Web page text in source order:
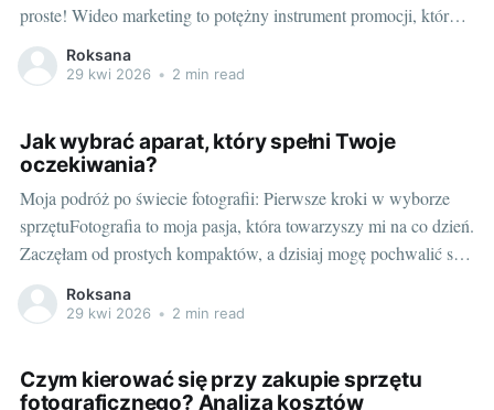
proste! Wideo marketing to potężny instrument promocji, który z
roku na rok zdobywa coraz większe uznanie wśród firm. Czym
jest wideo marketing?Jest to forma promocji, która wykorzystuje
Roksana
29 kwi 2026 • 2 min read
Jak wybrać aparat, który spełni Twoje
oczekiwania?
Moja podróż po świecie fotografii: Pierwsze kroki w wyborze
sprzętuFotografia to moja pasja, która towarzyszy mi na co dzień.
Zaczęłam od prostych kompaktów, a dzisiaj mogę pochwalić się
profesjonalnym sprzętem. To jednak nie było takie proste. Wybór
odpowiedniego aparatu to wyzwanie, które może przyprawić o
Roksana
29 kwi 2026 • 2 min read
Czym kierować się przy zakupie sprzętu
fotograficznego? Analiza kosztów